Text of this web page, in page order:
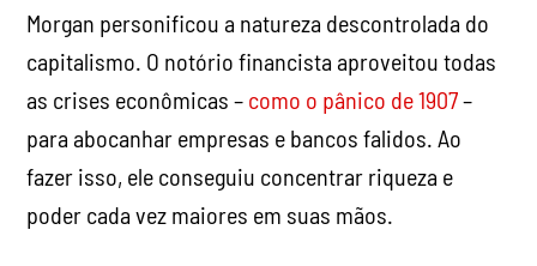
Morgan personificou a natureza descontrolada do
capitalismo. O notório financista aproveitou todas
as crises econômicas – como o pânico de 1907–
para abocanhar empresas e bancos falidos. Ao
fazer isso, ele conseguiu concentrar riqueza e
poder cada vez maiores em suas mãos.